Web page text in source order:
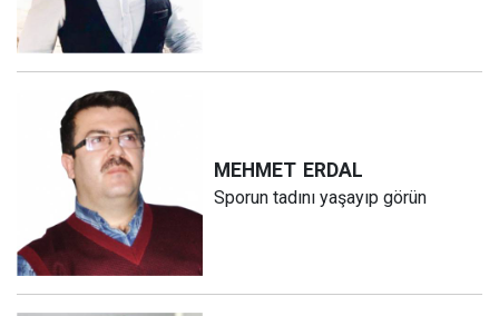
MEHMET ERDAL
Sporun tadını yaşayıp görün